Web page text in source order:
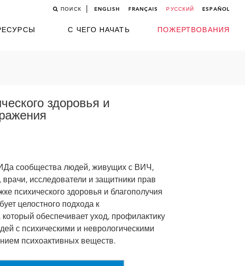
ПОИСК ENGLISH FRANÇAIS РУССКИЙ ESPAÑOL
С ЧЕГО НАЧАТЬ ПОЖЕРТВОВАНИЯ
здоровья и
сообщества людей, живущих с ВИЧ,
исследователи и защитники прав
психического здоровья и благополучия
целостного подхода к
обеспечивает уход, профилактику
с психическими и неврологическими
психоактивных веществ.